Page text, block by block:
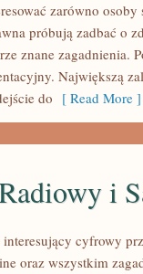
zarówno
próbują zadbać o
znane zagadnienia.
Największą
do [ Read More ]
i
cyfrowy
oraz wszystkim